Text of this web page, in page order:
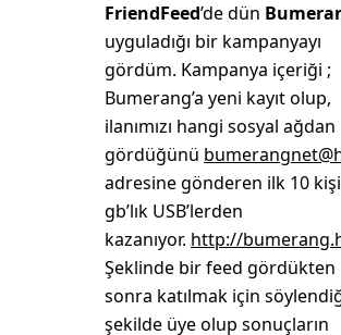
FriendFeed’de dün
uyguladığı bir kampanyayı
gördüm. Kampanya içeriği ;
Bumerang’a yeni kayıt olup,
ilanımızı hangi sosyal ağdan
gördüğünü
adresine gönderen ilk 10
gb’lık USB’lerden
kazanıyor. http://
Şeklinde bir feed gördükten
sonra katılmak için
şekilde üye olup sonuçların